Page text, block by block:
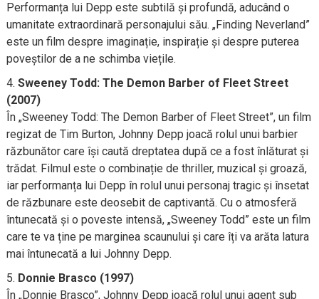
Performanța lui Depp este subtilă și profundă, aducând o
umanitate extraordinară personajului său. „Finding Neverland”
este un film despre imaginație, inspirație și despre puterea
poveștilor de a ne schimba viețile.
Sweeney Todd: The Demon Barber of Fleet Street
(2007)
În „Sweeney Todd: The Demon Barber of Fleet Street”, un film
regizat de Tim Burton, Johnny Depp joacă rolul unui barbier
răzbunător care își caută dreptatea după ce a fost înlăturat și
trădat. Filmul este o combinație de thriller, muzical și groază,
iar performanța lui Depp în rolul unui personaj tragic și însetat
de răzbunare este deosebit de captivantă. Cu o atmosferă
întunecată și o poveste intensă, „Sweeney Todd” este un film
care te va ține pe marginea scaunului și care îți va arăta latura
mai întunecată a lui Johnny Depp.
Donnie Brasco (1997)
În „Donnie Brasco”, Johnny Depp joacă rolul unui agent sub